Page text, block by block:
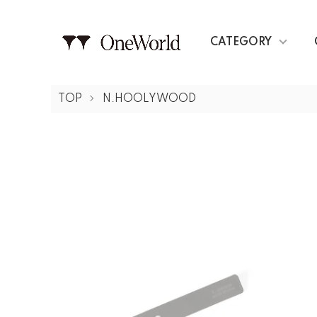
CATEGORY
TOP N.HOOLYWOOD